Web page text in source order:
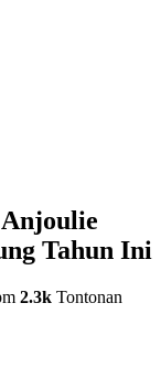
Tahun Ini
2.3k Tontonan